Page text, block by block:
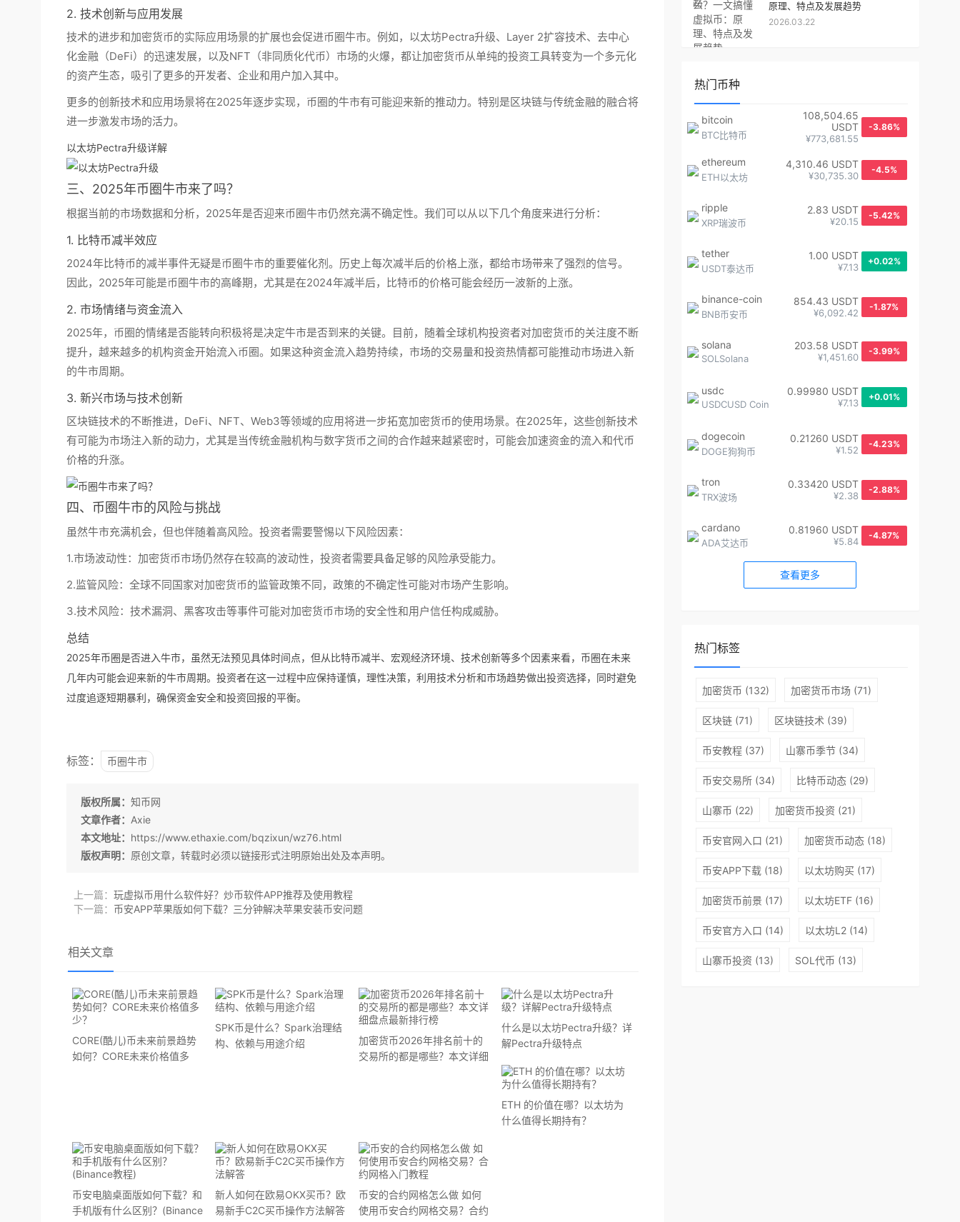
2. 技术创新与应用发展
技术的进步和加密货币的实际应用场景的扩展也会促进币圈牛市。例如， 以太坊Pectra升级、 Layer 2扩容技术、去中心
化金融（DeFi）的迅速发展，以及NFT（非同质化代币） 市场的火爆，都让加密货币从单纯的投资工具转变为一个多元化
的资产生态，吸引了更多的开发者、企业和用户加入其中。
更多的创新技术和应用场景将在2025年逐步实现，币圈的牛市有可能迎来新的推动力。特别是区块链与传统金融的融合将
进一步激发市场的活力。
以太坊Pectra升级详解
三、2025年币圈牛市来了吗？
根据当前的市场数据和分析，2025年是否迎来币圈牛市仍然充满不确定性。我们可以从以下几个角度来进行分析：
1. 比特币减半效应
2024年比特币的减半事件无疑是币圈牛市的重要催化剂。历史上每次减半后的价格上涨，都给市场带来了强烈的信号。
因此， 2025年可能是币圈牛市的高峰期，尤其是在2024年减半后，比特币的价格可能会经历一波新的上涨。
2. 市场情绪与资金流入
2025年，币圈的情绪是否能转向积极将是决定牛市是否到来的关键。目前，随着全球机构投资者对加密货币的关注度不断
提升，越来越多的机构资金开始流入币圈。如果这种资金流入趋势持续，市场的交易量和投资热情都可能推动市场进入新
的牛市周期。
3. 新兴市场与技术创新
区块链技术的不断推进，DeFi、NFT、Web3等领域的应用将进一步拓宽加密货币的使用场景。在2025年，这些创新技术
有可能为市场注入新的动力，尤其是当传统金融机构与数字货币之间的合作越来越紧密时，可能会加速资金的流入和代币
价格的升涨。
四、币圈牛市的风险与挑战
虽然牛市充满机会，但也伴随着高风险。投资者需要警惕以下风险因素：
1.市场波动性： 加密货币市场仍然存在较高的波动性，投资者需要具备足够的风险承受能力。
2.监管风险： 全球不同国家对加密货币的监管政策不同，政策的不确定性可能对市场产生影响。
3.技术风险： 技术漏洞、黑客攻击等事件可能对加密货币市场的安全性和用户信任构成威胁。
总结
2025年币圈是否进入牛市，虽然无法预见具体时间点，但从比特币减半、宏观经济环境、技术创新等多个因素来看，币圈在未来
几年内可能会迎来新的牛市周期。投资者在这一过程中应保持谨慎，理性决策，利用技术分析和市场趋势做出投资选择，同时避免
过度追逐短期暴利，确保资金安全和投资回报的平衡。
标签： 币圈牛市
版权所属： 知币网
文章作者： Axie
本文地址： https://www.ethaxie.com/bqzixun/wz76.html
版权声明： 原创文章，转载时必须以链接形式注明原始出处及本声明。
上一篇： 玩虚拟币用什么软件好？炒币软件APP推荐及使用教程
下一篇： 币安APP苹果版如何下载？三分钟解决苹果安装币安问题
相关文章
CORE(酷儿)币未来前景趋势
如何？CORE未来价格值多
SPK币是什么？Spark治理结
构、依赖与用途介绍
加密货币2026年排名前十的
交易所的都是哪些？本文详细
什么是以太坊Pectra升级？详
解Pectra升级特点
ETH 的价值在哪？以太坊为
什么值得长期持有？
币安电脑桌面版如何下载？和
手机版有什么区别？(Binance
新人如何在欧易OKX买币？欧
易新手C2C买币操作方法解答
币安的合约网格怎么做 如何
使用币安合约网格交易？合约
原理、特点及发展趋势
2026.03.22
热门币种
bitcoin
BTC比特币
108,504.65
USDT
¥773,681.55
-3.86%
ethereum
ETH以太坊
4,310.46 USDT
¥30,735.30
-4.5%
ripple
XRP瑞波币
2.83 USDT
¥20.15
-5.42%
tether
USDT泰达币
1.00 USDT
¥7.13
+0.02%
binance-coin
BNB币安币
854.43 USDT
¥6,092.42
-1.87%
solana
SOLSolana
203.58 USDT
¥1,451.60
-3.99%
usdc
USDCUSD Coin
0.99980 USDT
¥7.13
+0.01%
dogecoin
DOGE狗狗币
0.21260 USDT
¥1.52
-4.23%
tron
TRX波场
0.33420 USDT
¥2.38
-2.88%
cardano
ADA艾达币
0.81960 USDT
¥5.84
-4.87%
查看更多
热门标签
加密货币 (132) 加密货币市场 (71)
区块链(71) 区块链技术 (39)
币安教程(37) 山寨币季节(34)
币安交易所(34) 比特币动态(29)
山寨币 (22) 加密货币投资 (21)
币安官网入口 (21) 加密货币动态(18)
币安APP下载(18) 以太坊购买 (17)
加密货币前景 (17) 以太坊ETF(16)
币安官方入口 (14) 以太坊L2(14)
山寨币投资 (13) SOL代币 (13)